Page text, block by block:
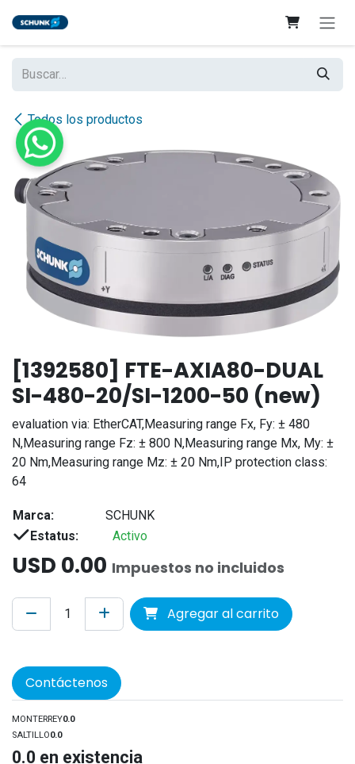
Todos los productos
[1392580] FTE-AXIA80-DUAL
SI-480-20/SI-1200-50 (new)
evaluation via: EtherCAT,Measuring range Fx, Fy: ± 480
N,Measuring range Fz: ± 800 N,Measuring range Mx, My: ±
20 Nm,Measuring range Mz: ± 20 Nm,IP protection class:
64
Marca:
SCHUNK
Estatus:
Activo
USD 0.00 Impuestos no incluidos
Agregar al carrito
Contáctenos
MONTERREY0.0
SALTILLO0.0
0.0 en existencia